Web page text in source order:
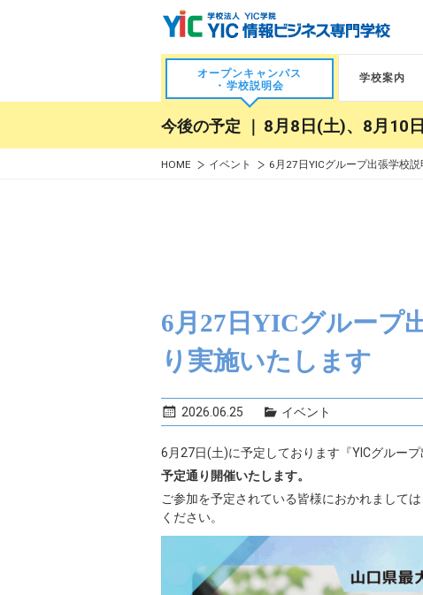
オープンキャンパス
・学校説明会
学校案内
今後の予定 ｜ 8月8日(土)、8月10
HOME イベント 6月27日YICグループ出張学校
6月27日YICグループ
り実施いたします
2026.06.25 イベント
6月27日(土)に予定しております『YICグルー
予定通り開催いたします。
ご参加を予定されている皆様におかれまして
ください。